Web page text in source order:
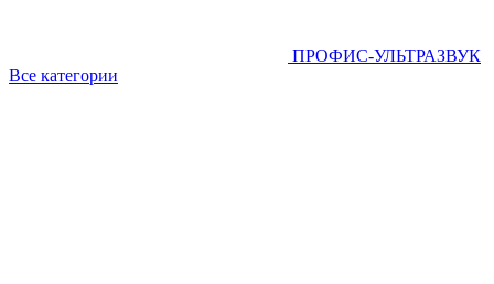
ПРОФИС-УЛЬТРАЗВУК
Все категории